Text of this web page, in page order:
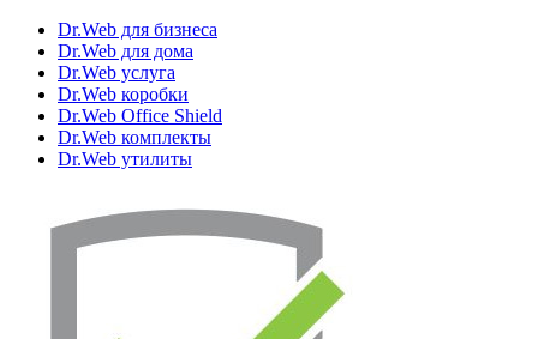
Dr.Web для бизнеса
Dr.Web для дома
Dr.Web услуга
Dr.Web коробки
Dr.Web Office Shield
Dr.Web комплекты
Dr.Web утилиты